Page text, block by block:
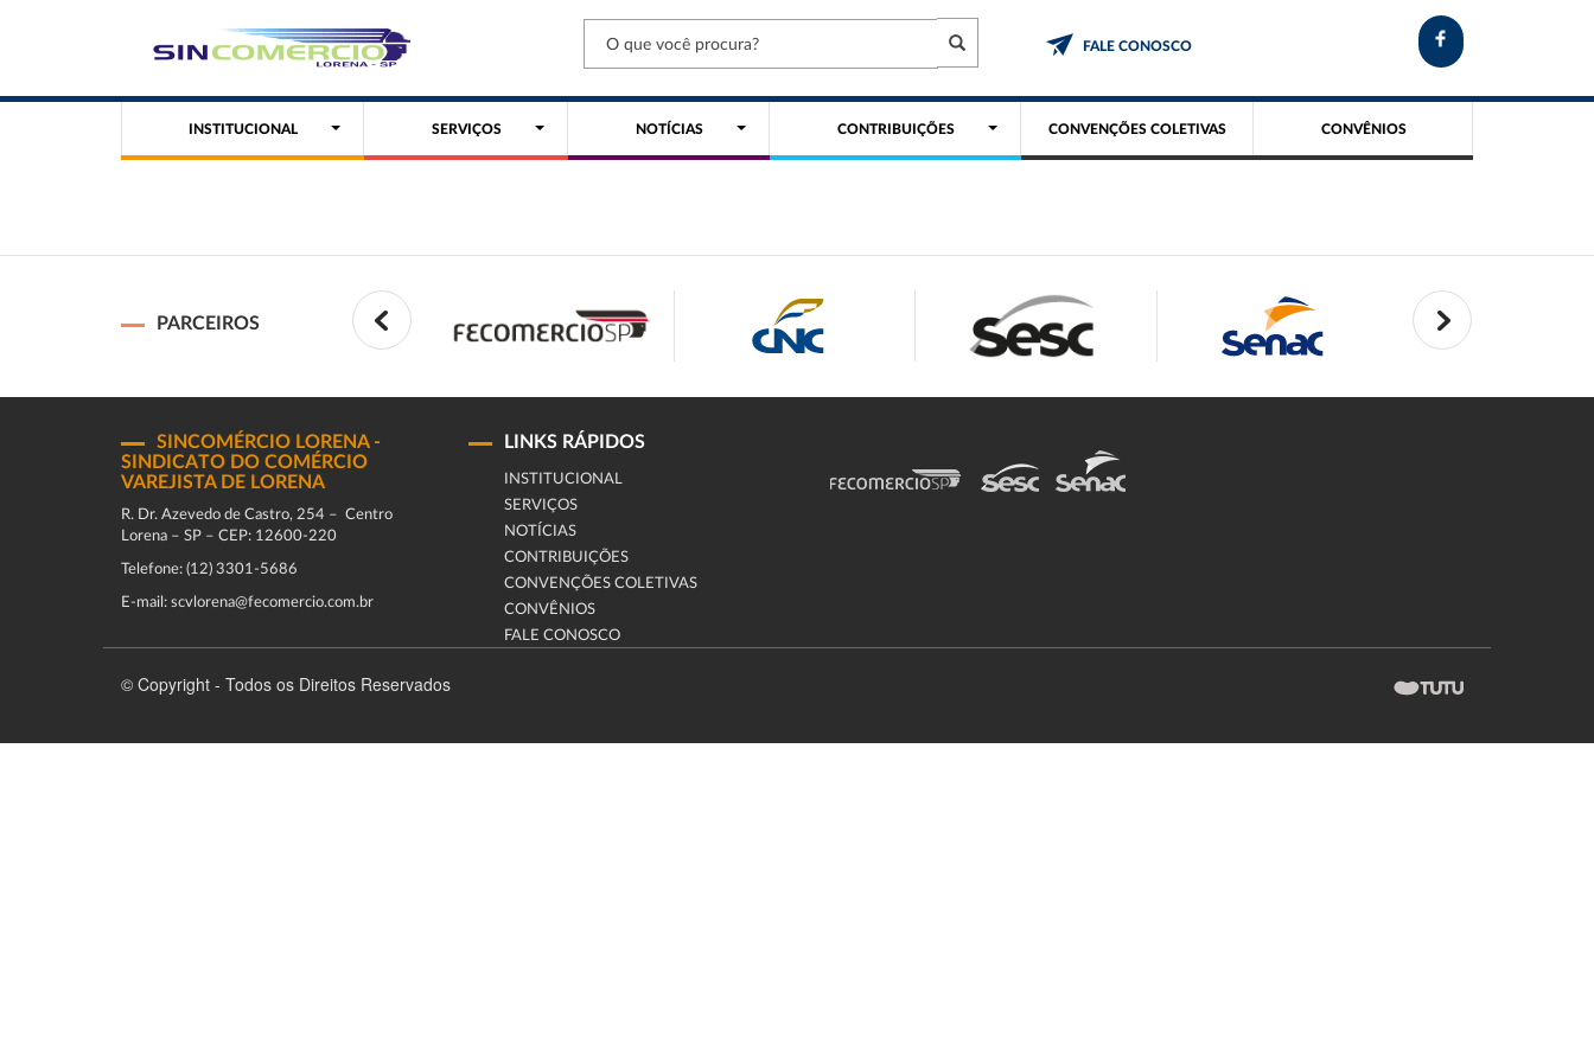
FALE CONOSCO
INSTITUCIONAL SERVIÇOS NOTÍCIAS CONTRIBUIÇÕES CONVENÇÕES COLETIVAS CONVÊNIOS
PARCEIROS
SINCOMÉRCIO LORENA -
SINDICATO DO COMÉRCIO
VAREJISTA DE LORENA
R. Dr. Azevedo de Castro, 254 – Centro
Lorena – SP – CEP: 12600-220
Telefone: (12) 3301-5686
E-mail: scvlorena@fecomercio.com.br
LINKS RÁPIDOS
INSTITUCIONAL
SERVIÇOS
NOTÍCIAS
CONTRIBUIÇÕES
CONVENÇÕES COLETIVAS
CONVÊNIOS
FALE CONOSCO
© Copyright - Todos os Direitos Reservados